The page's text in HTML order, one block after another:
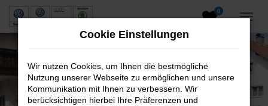
Zum
0
Cookie Einstellungen
Wir nutzen Cookies, um Ihnen die bestmögliche
Nutzung unserer Webseite zu ermöglichen und unsere
Kommunikation mit Ihnen zu verbessern. Wir
berücksichtigen hierbei Ihre Präferenzen und